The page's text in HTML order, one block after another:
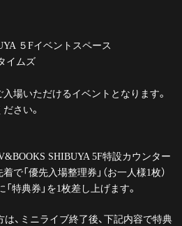
５Fイベントスペース
イムズ
場いただけるイベントとなります。
さい。
SHIBUYA 5F特設カウンター
で「優先入場整理券」（お一人様1枚）
「特典券」を1枚差し上げます。
、ミニライブ終了後、下記内容で特典